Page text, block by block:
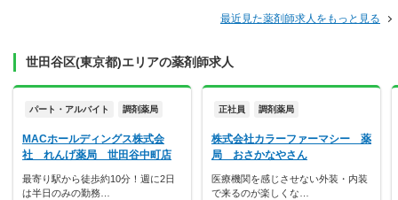
最近見た薬剤師求人をもっと見る
世田谷区(東京都)エリアの薬剤師求人
パート・アルバイト 調剤薬局
MACホールディングス株式会
社 れんげ薬局 世田谷中町店
最寄り駅から徒歩約10分！週に2日
は半日のみの勤務…
正社員 調剤薬局
株式会社カラーファーマシー 薬
局 おさかなやさん
医療機関を感じさせない外装・内装
で来るのが楽しくな…